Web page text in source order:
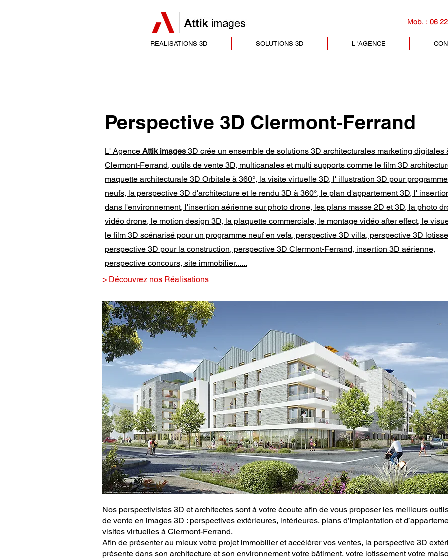
Mob. : 06
REALISATIONS 3D SOLUTIONS 3D L 'AGENCE
Perspective 3D Clermont-Ferrand
L' Agence Attik images 3D crée un ensemble de solutions 3D architecturales marketing digitales
Clermont-Ferrand, outils de vente 3D, multicanales et multi supports comme le film 3D
maquette architecturale 3D Orbitale à 360°, la visite virtuelle 3D, l' illustration 3D pour
neufs, la perspective 3D d'architecture et le rendu 3D à 360°, le plan d'appartement 3D, l'
dans l'environnement, l'insertion aérienne sur photo drone, les plans masse 2D et 3D, la photo
vidéo drone, le motion design 3D, la plaquette commerciale, le montage vidéo after effect, le
le film 3D scénarisé pour un programme neuf en vefa, perspective 3D villa, perspective 3D
perspective 3D pour la construction, perspective 3D Clermont-Ferrand, insertion 3D aérienne,
perspective concours, site immobilier......
> Découvrez nos Réalisations
Nos perspectivistes 3D et architectes sont à votre écoute afin de vous proposer les meilleurs
de vente en images 3D : perspectives extérieures, intérieures, plans d’implantation et
visites virtuelles à Clermont-Ferrand.
Afin de présenter au mieux votre projet immobilier et accélérer vos ventes, la perspective 3D
présente dans son architecture et son environnement votre bâtiment, votre lotissement votre